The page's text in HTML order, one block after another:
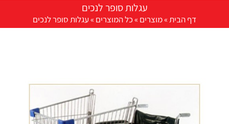
עגלות סופר לנכים
דף הבית»מוצרים »כל המוצרים »עגלות סופר לנכים